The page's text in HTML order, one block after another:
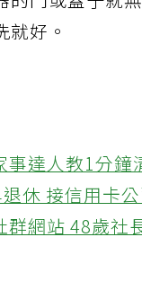
的門或蓋子就
好。
達人教1分鐘
休 接信用卡
網站 48歲社